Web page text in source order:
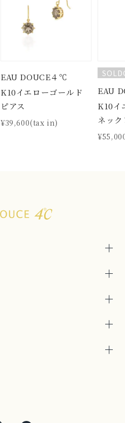
EAU DOUCE４℃
K10イエローゴールド
ピアス
¥39,600(tax in)
EAU
K10イ
ネッ